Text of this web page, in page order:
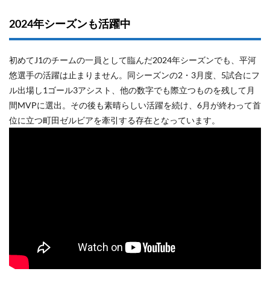
2024年シーズンも活躍中
初めてJ1のチームの一員として臨んだ2024年シーズンでも、平河
悠選手の活躍は止まりません。同シーズンの2・3月度、5試合にフ
ル出場し1ゴール3アシスト、他の数字でも際立つものを残して月
間MVPに選出。その後も素晴らしい活躍を続け、6月が終わって首
位に立つ町田ゼルビアを牽引する存在となっています。